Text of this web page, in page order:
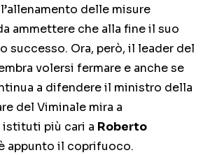
delle misure
ammettere che alla fine il suo
successo. Ora, però, il leader del
volersi fermare e anche se
a difendere il ministro della
del Viminale mira a
più cari a Roberto
appunto il coprifuoco.